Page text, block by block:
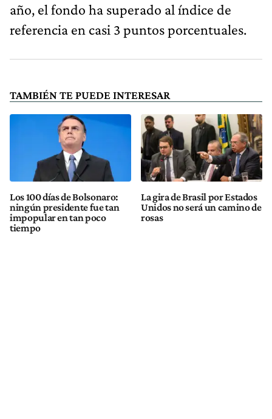
año, el fondo ha superado al índice de
referencia en casi 3 puntos porcentuales.
TAMBIÉN TE PUEDE INTERESAR
Los 100 días de Bolsonaro:
ningún presidente fue tan
impopular en tan poco
tiempo
La gira de Brasil por Estados
Unidos no será un camino de
rosas